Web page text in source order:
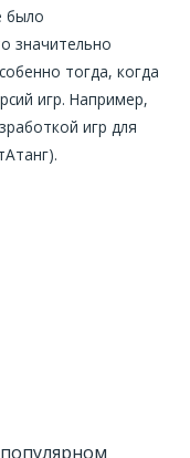
было
значительно
тогда, когда
игр. Например,
игр для